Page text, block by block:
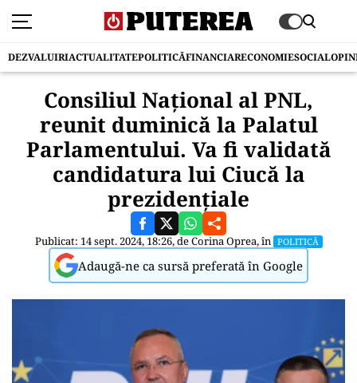
DEZVALUIRIACTUALITATEPOLITICĂFINANCIARECONOMIESOCIAL
Consiliul Naţional al PNL,
reunit duminică la Palatul
Parlamentului. Va fi validată
candidatura lui Ciucă la
prezidențiale
Publicat: 14 sept. 2024, 18:26, deCorina Oprea, în POLITICĂ
Adaugă-ne ca sursă preferată în Google